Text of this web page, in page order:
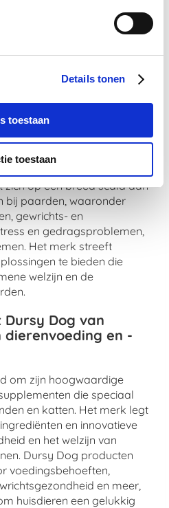
Details tonen
toestaan
toestaan
van De Paardendrogist
worden alle
te zorgen voor veiligheid,
adresseren
producten
zich op een breed scala aan
bij paarden, waaronder
gewrichts- en
en gedragsproblemen,
Het merk streeft
te bieden die
welzijn en de
Dog van
en -
om zijn hoogwaardige
die speciaal
en katten. Het merk legt
en innovatieve
en het welzijn van
Dursy Dog producten
voedingsbehoeften,
en meer,
huisdieren een gelukkig